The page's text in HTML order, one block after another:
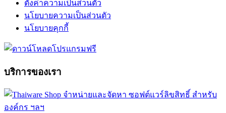
ตั้งค่าความเป็นส่วนตัว
นโยบายความเป็นส่วนตัว
นโยบายคุกกี้
บริการของเรา